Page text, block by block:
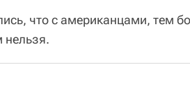
что с американцами, тем
нельзя.